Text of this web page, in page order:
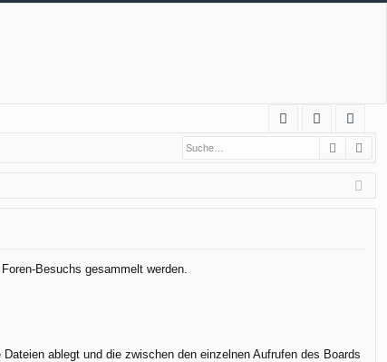
Q
m
el
eg
ist
rie
Suche
Besuchs gesammelt werden.
ablegt und die zwischen den einzelnen Aufrufen des Boards